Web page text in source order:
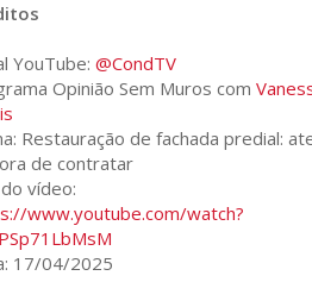
YouTube: @CondTV
Opinião Sem Muros com
Restauração de fachada predial:
de contratar
vídeo:
www.youtube.com/watch?
17/04/2025